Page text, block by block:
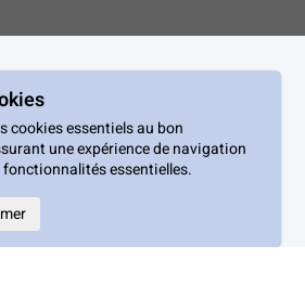
cookies essentiels au bon
une expérience de navigation
essentielles.
WILCO
Mentions légales